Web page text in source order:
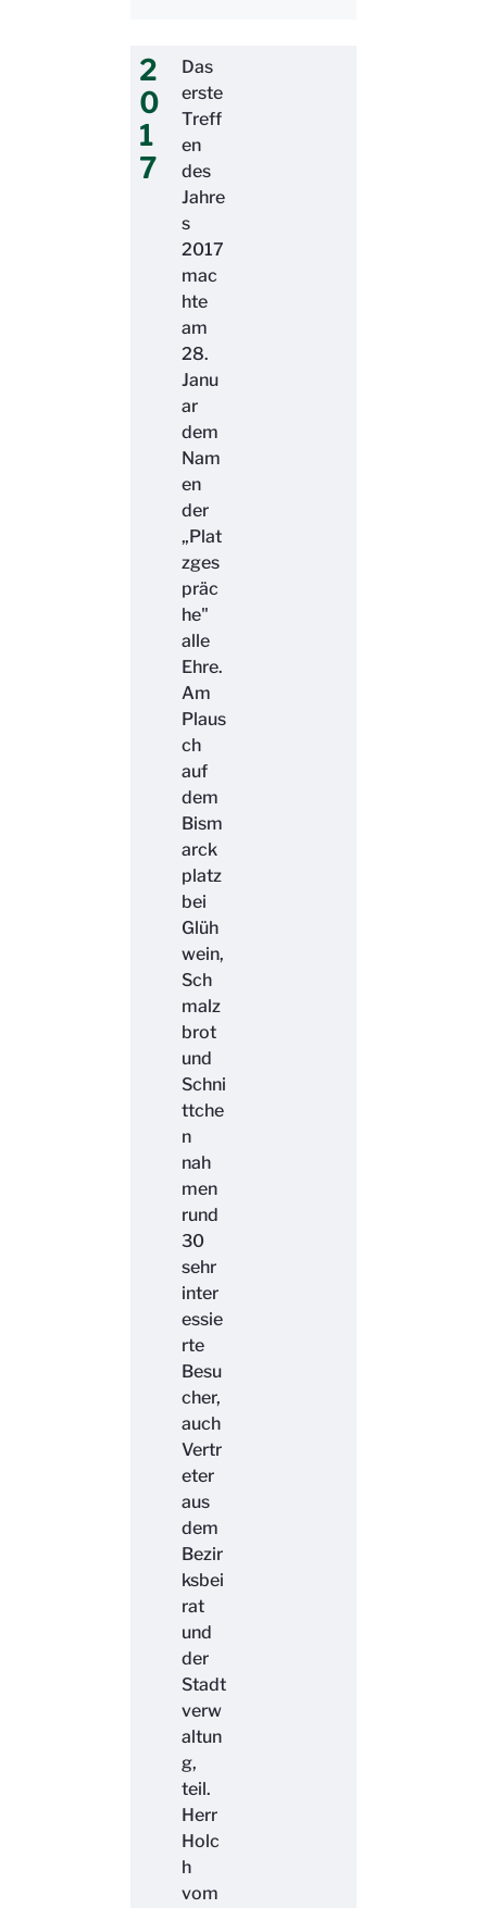
2
0
1
7
Das
erste
Treff
en
des
Jahre
s
2017
mac
hte
am
28.
Janu
ar
dem
Nam
en
der
„Plat
zges
präc
he"
alle
Ehre.
Am
Plaus
ch
auf
dem
Bism
arck
platz
bei
Glüh
wein,
Sch
malz
brot
und
Schni
ttche
n
nah
men
rund
30
sehr
inter
essie
rte
Besu
cher,
auch
Vertr
eter
aus
dem
Bezir
ksbei
rat
und
der
Stadt
verw
altun
g,
teil.
Herr
Holc
h
vom